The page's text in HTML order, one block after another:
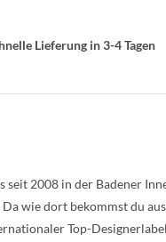
Lieferung in 3-4 Tagen
seit 2008 in der Badener
wie dort bekommst du
Top-